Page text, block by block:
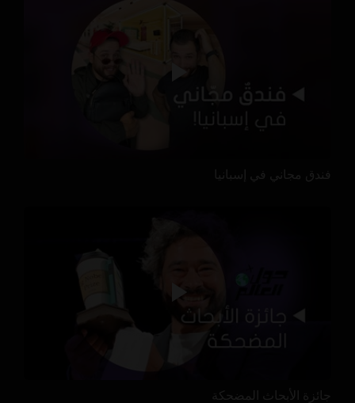
فندق مجاني في إسبانيا
جائزة الأبحاث المضحكة